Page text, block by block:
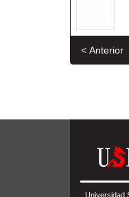
< Anterior
Universidad